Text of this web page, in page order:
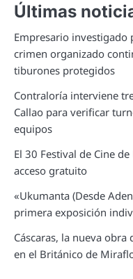
Últimas
Empresario investigado
crimen organizado
tiburones protegidos
Contraloría interviene
Callao para verificar
equipos
El 30 Festival de Cine
acceso gratuito
«Ukumanta (Desde
primera exposición
Cáscaras, la nueva
en el Británico de